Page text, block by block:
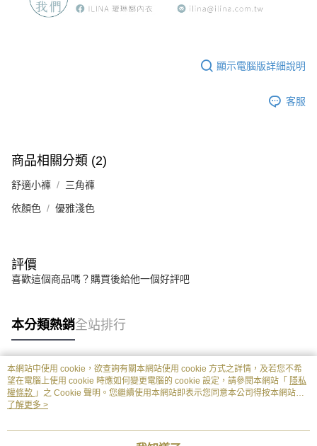
顯示電腦版詳細說明
客服
商品相關分類 (2)
舒適小褲 三角褲
依顏色 優雅淺色
評價
喜歡這個商品嗎？購買後給他一個好評吧
本分類熱銷全站排行
熱門標籤
本網站中使用 cookie，欲查詢有關本網站使用 cookie 方式之詳情，及若您不希
望在電腦上使用 cookie 時應如何變更電腦的 cookie 設定，請參閱本網站「 隱私
權條款 」之 Cookie 聲明。您繼續使用本網站即表示您同意本公司得按本網站使
用條款之 Cookie 聲明使用 cookie。
了解更多 >